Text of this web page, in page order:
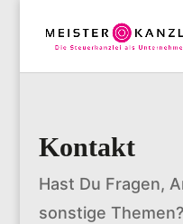
Kontakt
Hast Du Fragen,
sonstige